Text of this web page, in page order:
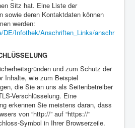
Sitz hat. Eine Liste der
sowie deren Kontaktdaten können
werden:
DE/Infothek/Anschriften_Links/anschr
und zum Schutz der
Inhalte, wie zum Beispiel
die Sie an uns als Seitenbetreiber
Verschlüsselung. Eine
erkennen Sie meistens daran, dass
von “http://” auf “https://”
Symbol in Ihrer Browserzeile.